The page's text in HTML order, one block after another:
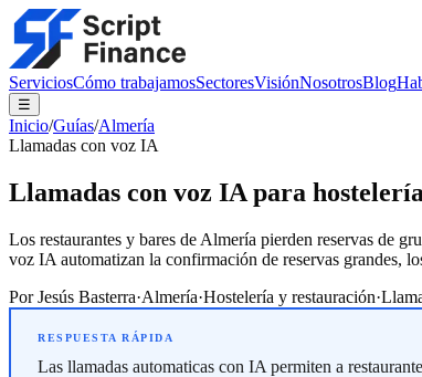
ServiciosCómo trabajamosSectoresVisiónNosotrosBlog
☰
Inicio/Guías/Almería
Llamadas con voz IA
Llamadas con voz IA para
Los restaurantes y bares de Almería pierden reservas de
voz IA automatizan la confirmación de reservas grandes,
PorJesús Basterra·Almería·Hostelería y restauración·
Las llamadas automaticas con IA permiten a